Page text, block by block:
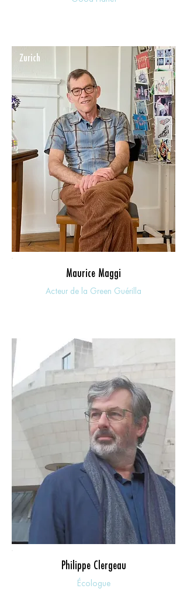
Zurich
Maurice Maggi
Acteur de la Green Guérilla
Philippe Clergeau
Écologue